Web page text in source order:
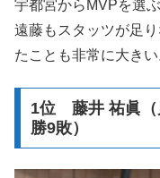
宇都宮からMVPを選
遠藤もスタッツが足
たことも非常に大きい
1位 藤井 祐眞
勝9敗）